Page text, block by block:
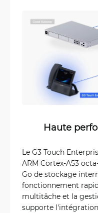
Haute
Le G3 Touch
ARM Cortex-A53
Go de stockage
fonctionnement
multitâche et la
supporte l'intégration